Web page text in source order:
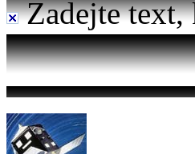
Zadejte text,